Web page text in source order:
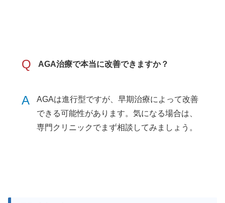
Q AGA治療で本当に改善できますか？
A
AGAは進行型ですが、早期治療によって改善
できる可能性があります。気になる場合は、
専門クリニックでまず相談してみましょう。